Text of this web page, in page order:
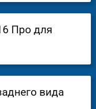
Про для
вида